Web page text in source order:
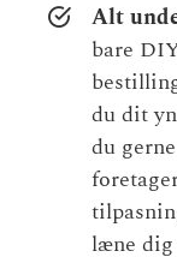
Alt
bare
du dit
du
læne